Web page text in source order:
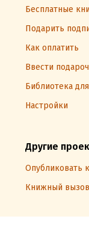
Бесплатные
Подарить
Как оплатить
Ввести
Библиотека
Настройки
Другие
Опубликовать
Книжный вызов